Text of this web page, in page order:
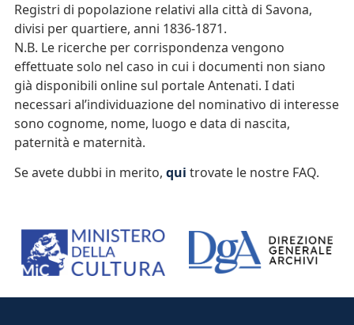
Registri di popolazione relativi alla città di Savona,
divisi per quartiere, anni 1836-1871.
N.B. Le ricerche per corrispondenza vengono
effettuate solo nel caso in cui i documenti non siano
già disponibili online sul portale Antenati. I dati
necessari al’individuazione del nominativo di interesse
sono cognome, nome, luogo e data di nascita,
paternità e maternità.
Se avete dubbi in merito, qui trovate le nostre FAQ.